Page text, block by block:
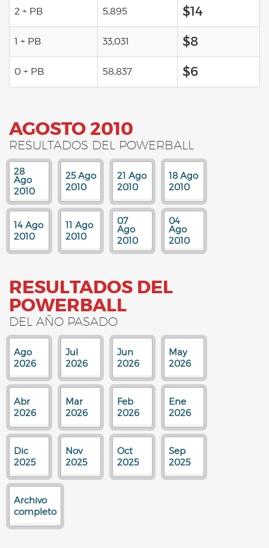
2 + PB 5,895 $14
1 + PB 33,031 $8
0 + PB 58,837 $6
AGOSTO 2010
RESULTADOS DEL POWERBALL
28
Ago
2010
25 Ago
2010
21 Ago
2010
18 Ago
2010
14 Ago
2010
11 Ago
2010
07
Ago
2010
04
Ago
2010
RESULTADOS DEL
POWERBALL
DEL AÑO PASADO
Ago
2026
Jul
2026
Jun
2026
May
2026
Abr
2026
Mar
2026
Feb
2026
Ene
2026
Dic
2025
Nov
2025
Oct
2025
Sep
2025
Archivo
completo